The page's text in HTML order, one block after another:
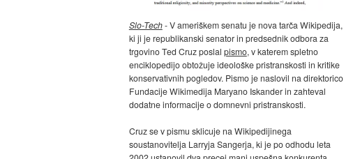
Slo-Tech- V ameriškem senatu je nova tarča Wikipedija,
ki ji je republikanski senator in predsednik odbora za
trgovino Ted Cruz poslal pismo, v katerem spletno
enciklopedijo obtožuje ideološke pristranskosti in kritike
konservativnih pogledov. Pismo je naslovil na direktorico
Fundacije Wikimedija Maryano Iskander in zahteval
dodatne informacije o domnevni pristranskosti.
Cruz se v pismu sklicuje na Wikipedijinega
soustanovitelja Larryja Sangerja, ki je po odhodu leta